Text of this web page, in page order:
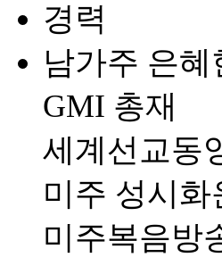
경력
남가주 은
GMI 총재
세계선교동
미주 성시
미주복음방